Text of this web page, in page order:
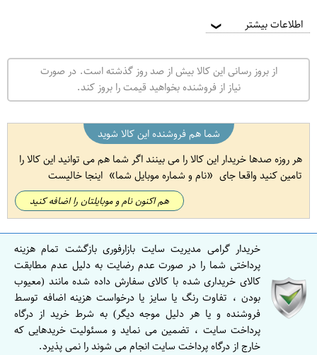
اطلاعات بیشتر ❯
از بروز رسانی این کالا بیش از صد روز گذشته است. در صورت
نیاز از فروشنده بخواهید قیمت را بروز کند.
شما هم فروشنده این کالا شوید
هر روزه صدها خریدار این کالا را می بینند اگر شما هم می توانید این کالا را
تامین کنید واقعا جای
نام و شماره موبایل شما اینجا خالیست
هم اکنون نام و موبایلتان را اضافه کنید
خریدار گرامی مدیریت سایت بازارفوری بازگشت تمام هزینه
پرداختی شما را در صورت عدم رضایت به دلیل عدم مطابقت
کالای خریداری شده با کالای سفارش داده شده مانند (معیوب
بودن ، تفاوت رنگ یا سایز یا درخواست هزینه اضافه توسط
فروشنده و یا هر دلیل موجه دیگر) به شرط خرید از درگاه
پرداخت سایت ، تضمین می نماید و مسئولیت خریدهایی که
خارج از درگاه پرداخت سایت انجام می شوند را نمی پذیرد.